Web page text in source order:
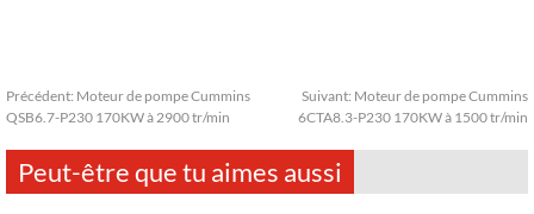
Précédent: Moteur de pompe Cummins
QSB6.7-P230 170KW à 2900 tr/min
Suivant: Moteur de pompe Cummins
6CTA8.3-P230 170KW à 1500 tr/min
Peut-être que tu aimes aussi